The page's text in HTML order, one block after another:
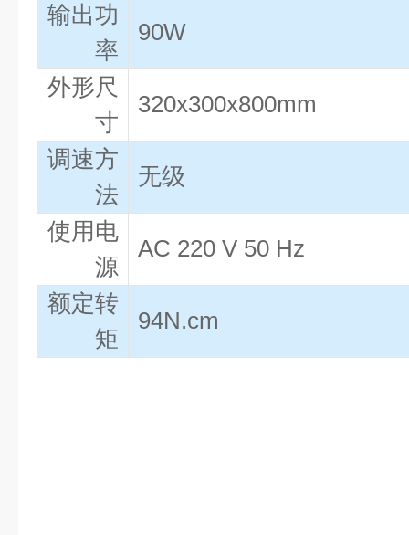
输出功
率
90W
外形尺
寸
320x300x800mm
调速方
法
无级
使用电
源
AC 220 V 50 Hz
额定转
矩
94N.cm